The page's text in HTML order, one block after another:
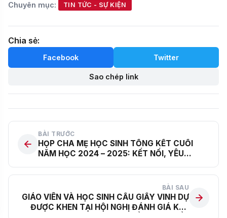
Chuyên mục: TIN TỨC - SỰ KIỆN
Chia sẻ:
Facebook Twitter
Sao chép link
BÀI TRƯỚC
HỌP CHA MẸ HỌC SINH TỔNG KẾT CUỐI
NĂM HỌC 2024 – 2025: KẾT NỐI, YÊU
BÀI SAU
GIÁO VIÊN VÀ HỌC SINH CẦU GIẤY VINH DỰ
ĐƯỢC KHEN TẠI HỘI NGHỊ ĐÁNH GIÁ KẾT